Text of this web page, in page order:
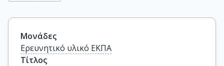
Μονάδες
Ερευνητικό υλικό ΕΚΠΑ
Τίτλος